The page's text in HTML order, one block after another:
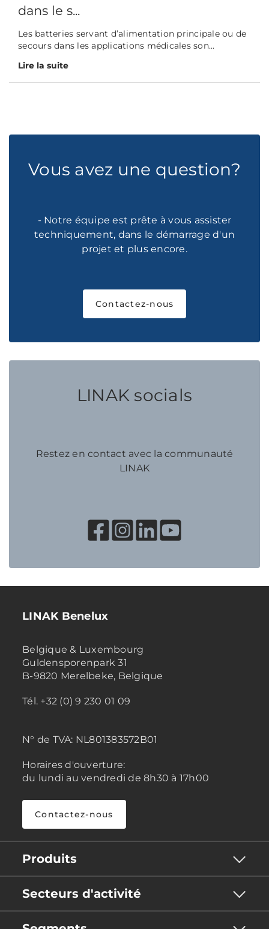
dans le s...
Les batteries servant d’alimentation principale ou de
secours dans les applications médicales son...
Lire la suite
Vous avez une question?
- Notre équipe est prête à vous assister
techniquement, dans le démarrage d'un
projet et plus encore.
Contactez-nous
LINAK socials
Restez en contact avec la communauté
LINAK
LINAK Benelux
Belgique & Luxembourg
Guldensporenpark 31
B-9820 Merelbeke, Belgique
Tél. +32 (0) 9 230 01 09
N° de TVA: NL801383572B01
Horaires d'ouverture:
du lundi au vendredi de 8h30 à 17h00
Contactez-nous
Produits
Secteurs d'activité